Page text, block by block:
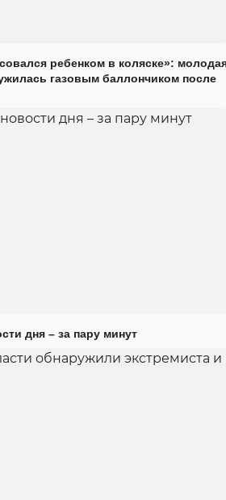
ребенком в коляске»:
газовым баллончиком после
дня – за пару минут